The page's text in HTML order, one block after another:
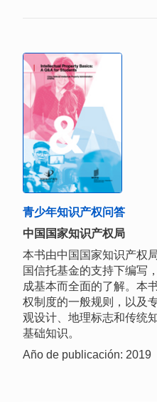
青少年知识产权问答
中国国家知识产权局
本书由中国国家知识产权
国信托基金的支持下编写
成基本而全面的了解。本
权制度的一般规则，以及
观设计、地理标志和传统
基础知识。
Año de publicación: 2019